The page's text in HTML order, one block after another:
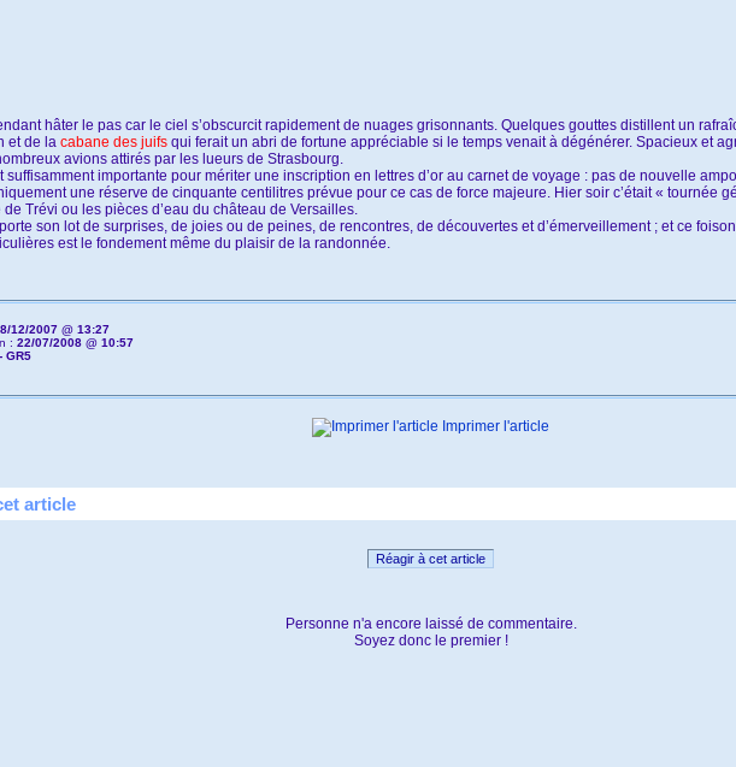
hâter le pas car le ciel s’obscurcit rapidement de nuages grisonnants. Quelques gouttes distillent un
et de la cabane des juifs qui ferait un abri de fortune appréciable si le temps venait à dégénérer. Spacieux et
avions attirés par les lueurs de Strasbourg.
suffisamment importante pour mériter une inscription en lettres d’or au carnet de voyage : pas de nouvelle
une réserve de cinquante centilitres prévue pour ce cas de force majeure. Hier soir c’était « tournée
Trévi ou les pièces d’eau du château de Versailles.
son lot de surprises, de joies ou de peines, de rencontres, de découvertes et d’émerveillement ; et ce
est le fondement même du plaisir de la randonnée.
12/2007 @ 13:27
: 22/07/2008 @ 10:57
GR5
Imprimer l'article
article
Réagir à cet article
Personne n'a encore laissé de commentaire.
Soyez donc le premier !